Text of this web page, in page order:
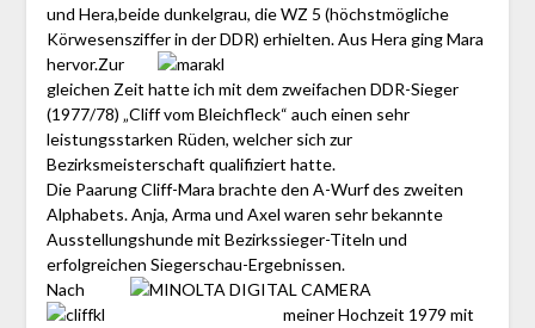
und Hera,beide dunkelgrau, die WZ 5 (höchstmögliche
Körwesensziffer in der DDR) erhielten. Aus Hera ging Mara
hervor.Zur
gleichen Zeit hatte ich mit dem zweifachen DDR-Sieger
(1977/78) „Cliff vom Bleichfleck“ auch einen sehr
leistungsstarken Rüden, welcher sich zur
Bezirksmeisterschaft qualifiziert hatte.
Die Paarung Cliff-Mara brachte den A-Wurf des zweiten
Alphabets. Anja, Arma und Axel waren sehr bekannte
Ausstellungshunde mit Bezirkssieger-Titeln und
erfolgreichen Siegerschau-Ergebnissen.
Nach
meiner Hochzeit 1979 mit